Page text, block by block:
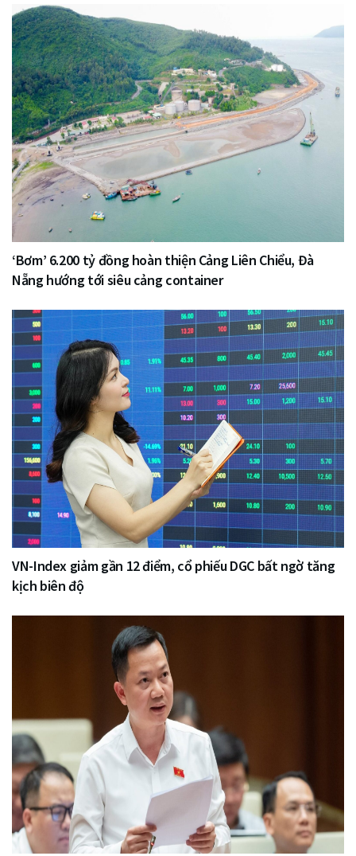
‘Bơm’ 6.200 tỷ đồng hoàn thiện Cảng Liên Chiểu, Đà
Nẵng hướng tới siêu cảng container
VN-Index giảm gần 12 điểm, cổ phiếu DGC bất ngờ tăng
kịch biên độ